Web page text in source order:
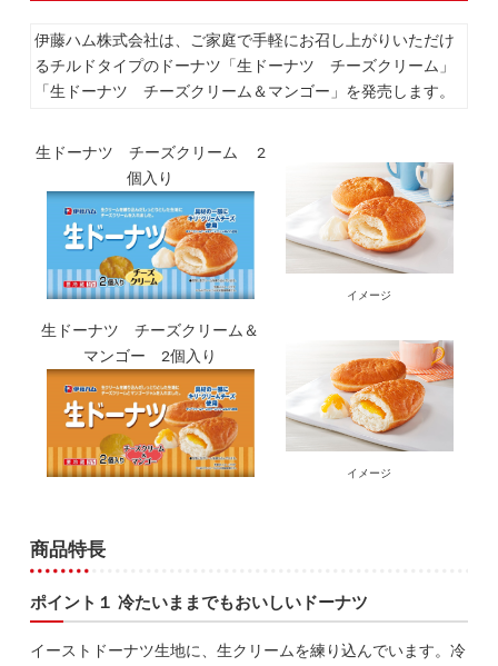
伊藤ハム株式会社は、ご家庭で手軽にお召し上がりいただけ
るチルドタイプのドーナツ「生ドーナツ チーズクリーム」
「生ドーナツ チーズクリーム＆マンゴー」を発売します。
生ドーナツ チーズクリーム 2
個入り
イメージ
生ドーナツ チーズクリーム＆
マンゴー 2個入り
イメージ
商品特長
ポイント１ 冷たいままでもおいしいドーナツ
イーストドーナツ生地に、生クリームを練り込んでいます。冷